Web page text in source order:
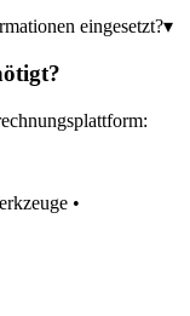
eingesetzt?▾
•